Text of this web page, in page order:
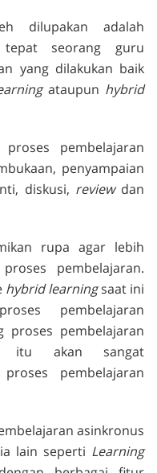
dilupakan adalah
tepat seorang guru
yang dilakukan baik
ataupun hybrid
pembelajaran
penyampaian
diskusi, reviewdan
rupa agar lebih
pembelajaran.
hybrid learningsaat ini
pembelajaran
proses pembelajaran
itu akan sangat
pembelajaran
asinkronus
lain seperti Learning